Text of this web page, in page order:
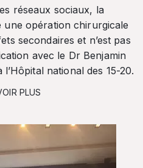
réseaux sociaux, la
une opération chirurgicale
secondaires et n’est pas
avec le Dr Benjamin
national des 15-20.
PLUS